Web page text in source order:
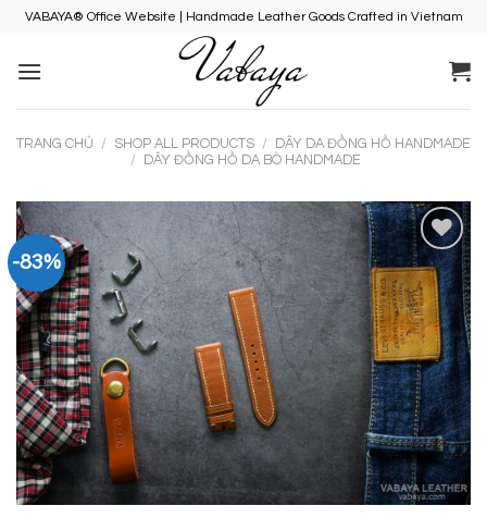
Skip
content
VABAYA® Office Website | Handmade Leather Goods Crafted in Vietnam
TRANG CHỦ / SHOP ALL PRODUCTS /
DÂY DA ĐỒNG HỒ HANDMADE
/
DÂY ĐỒNG HỒ DA BÒ HANDMADE
-83%
Add to
Wishlist